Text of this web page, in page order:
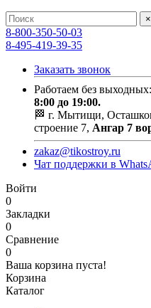
×
8-800-350-50-03
8-495-419-39-35
Заказать звонок
Работаем без выходных:
8:00 до 19:00.
🏁 г. Мытищи,
строение 7, Ангар 7
zakaz@tikostroy.ru
Чат поддержки в
Войти
0
Закладки
0
Сравнение
0
Ваша корзина пуста!
Корзина
Каталог